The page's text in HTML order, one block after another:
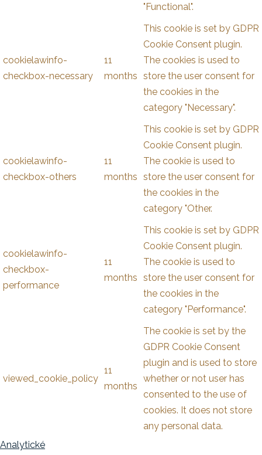
"Functional".
cookielawinfo-
checkbox-necessary
11
months
This cookie is set by GDPR
Cookie Consent plugin.
The cookies is used to
store the user consent for
the cookies in the
category "Necessary".
cookielawinfo-
checkbox-others
11
months
This cookie is set by GDPR
Cookie Consent plugin.
The cookie is used to
store the user consent for
the cookies in the
category "Other.
cookielawinfo-
checkbox-
performance
11
months
This cookie is set by GDPR
Cookie Consent plugin.
The cookie is used to
store the user consent for
the cookies in the
category "Performance".
viewed_cookie_policy
11
months
The cookie is set by the
GDPR Cookie Consent
plugin and is used to store
whether or not user has
consented to the use of
cookies. It does not store
any personal data.
Analytické